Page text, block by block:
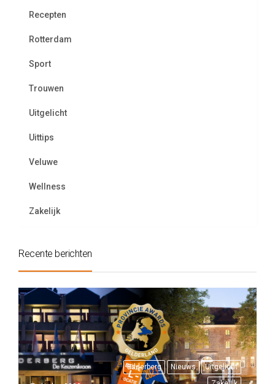
Recepten
Rotterdam
Sport
Trouwen
Uitgelicht
Uittips
Veluwe
Wellness
Zakelijk
Recente berichten
Bilderberg Nieuws
Uitgelicht